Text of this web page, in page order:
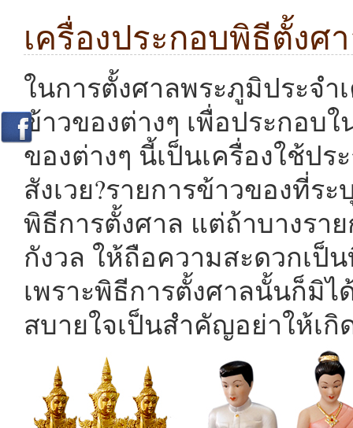
เครื่องประกอบพิธีตั้งศ
ในการตั้งศาลพระภูมิประจำ
ข้าวของต่างๆ เพื่อประกอบ
ของต่างๆ นี้เป็นเครื่องใช้ป
สังเวย?รายการข้าวของที่ร
พิธีการตั้งศาล แต่ถ้าบางรา
กังวล ให้ถือความสะดวกเป็
เพราะพิธีการตั้งศาลนั้นก็มิ
สบายใจเป็นสำคัญอย่าให้เ